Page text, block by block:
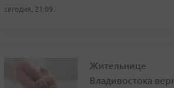
сегодня, 21:09
Жительнице
Владивостока